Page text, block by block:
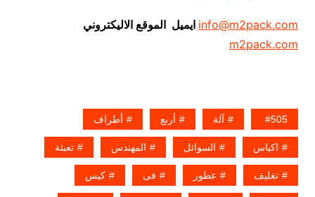
info@m2pack.com ايميل الموقع الاليكتروني
m2pack.com
505 آلة أربع أطراف
اكياس السوائل المهندس تعبئة
تغليف عطور فى كيس